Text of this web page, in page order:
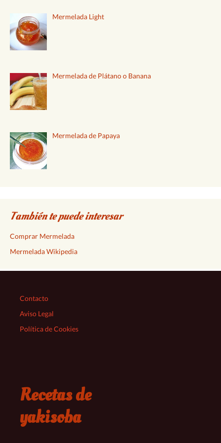
Mermelada Light
Mermelada de Plátano o Banana
Mermelada de Papaya
También te puede interesar
Comprar Mermelada
Mermelada Wikipedia
Contacto
Aviso Legal
Política de Cookies
Recetas de
yakisoba